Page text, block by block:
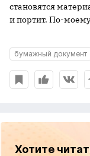
становятся
и портит. По-
бумажный документ
Хотите